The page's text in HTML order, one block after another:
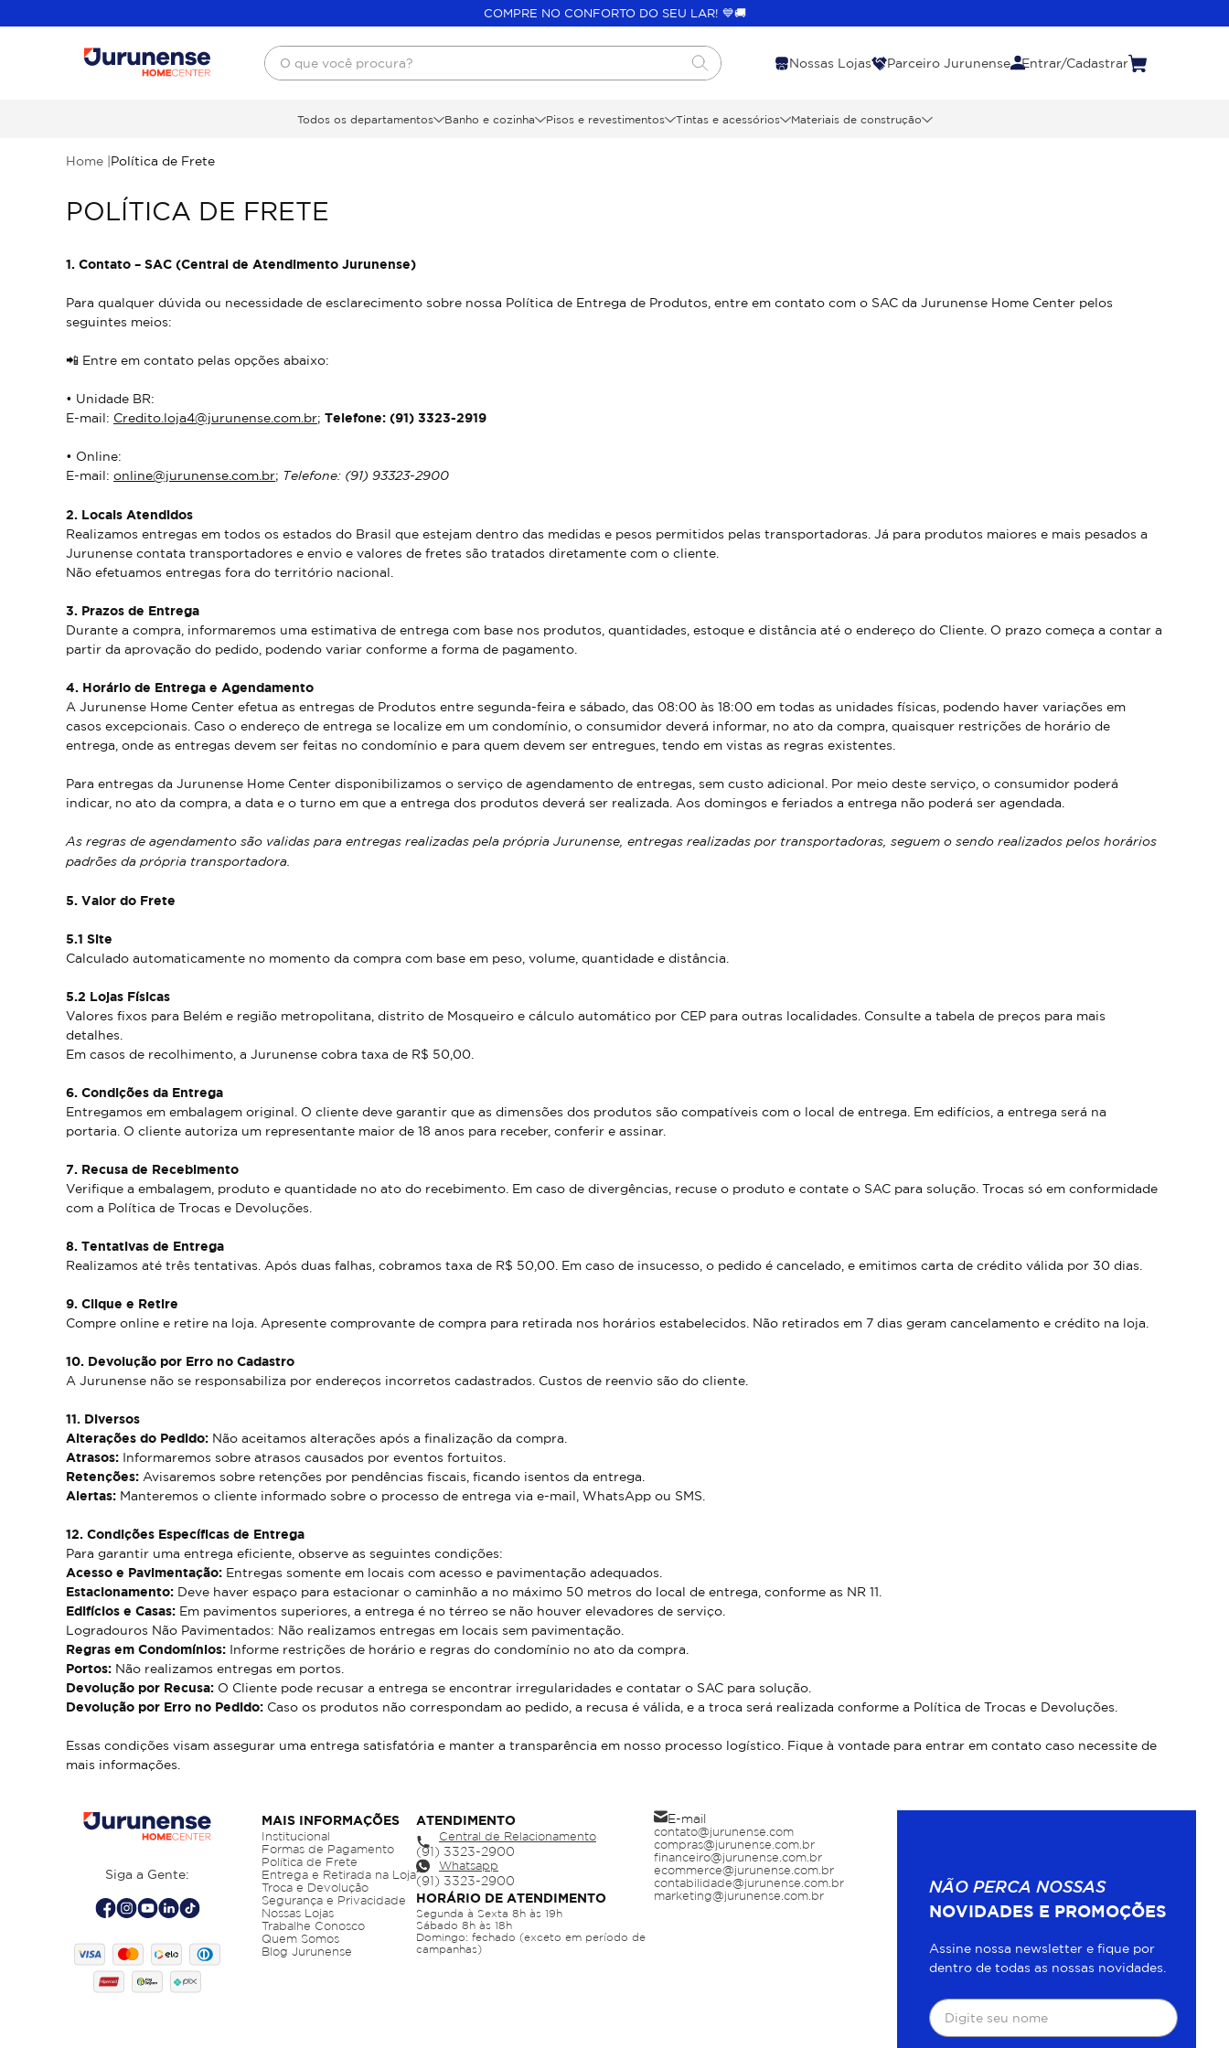
COMPRE NO CONFORTO DO SEU LAR! 💙🚚
O que você procura?
Nossas Lojas Parceiro Jurunense Entrar/Cadastrar
Todos os departamentos Banho e cozinha Pisos e revestimentos Tintas e acessórios Materiais de construção
Home | Política de Frete
POLÍTICA DE FRETE
1. Contato – SAC (Central de Atendimento Jurunense)
Para qualquer dúvida ou necessidade de esclarecimento sobre nossa Política de Entrega de Produtos, entre em contato com o SAC da Jurunense Home Center pelos
seguintes meios:
📲 Entre em contato pelas opções abaixo:
• Unidade BR:
E-mail: Credito.loja4@jurunense.com.br; Telefone: (91) 3323-2919
• Online:
E-mail: online@jurunense.com.br; Telefone: (91) 93323-2900
2. Locais Atendidos
Realizamos entregas em todos os estados do Brasil que estejam dentro das medidas e pesos permitidos pelas transportadoras. Já para produtos maiores e mais pesados a
Jurunense contata transportadores e envio e valores de fretes são tratados diretamente com o cliente.
Não efetuamos entregas fora do território nacional.
3. Prazos de Entrega
Durante a compra, informaremos uma estimativa de entrega com base nos produtos, quantidades, estoque e distância até o endereço do Cliente. O prazo começa a contar a
partir da aprovação do pedido, podendo variar conforme a forma de pagamento.
4. Horário de Entrega e Agendamento
A Jurunense Home Center efetua as entregas de Produtos entre segunda-feira e sábado, das 08:00 às 18:00 em todas as unidades físicas, podendo haver variações em
casos excepcionais. Caso o endereço de entrega se localize em um condomínio, o consumidor deverá informar, no ato da compra, quaisquer restrições de horário de
entrega, onde as entregas devem ser feitas no condomínio e para quem devem ser entregues, tendo em vistas as regras existentes.
Para entregas da Jurunense Home Center disponibilizamos o serviço de agendamento de entregas, sem custo adicional. Por meio deste serviço, o consumidor poderá
indicar, no ato da compra, a data e o turno em que a entrega dos produtos deverá ser realizada. Aos domingos e feriados a entrega não poderá ser agendada.
As regras de agendamento são validas para entregas realizadas pela própria Jurunense, entregas realizadas por transportadoras, seguem o sendo realizados pelos horários
padrões da própria transportadora.
5. Valor do Frete
5.1 Site
Calculado automaticamente no momento da compra com base em peso, volume, quantidade e distância.
5.2 Lojas Físicas
Valores fixos para Belém e região metropolitana, distrito de Mosqueiro e cálculo automático por CEP para outras localidades. Consulte a tabela de preços para mais
detalhes.
Em casos de recolhimento, a Jurunense cobra taxa de R$ 50,00.
6. Condições da Entrega
Entregamos em embalagem original. O cliente deve garantir que as dimensões dos produtos são compatíveis com o local de entrega. Em edifícios, a entrega será na
portaria. O cliente autoriza um representante maior de 18 anos para receber, conferir e assinar.
7. Recusa de Recebimento
Verifique a embalagem, produto e quantidade no ato do recebimento. Em caso de divergências, recuse o produto e contate o SAC para solução. Trocas só em conformidade
com a Política de Trocas e Devoluções.
8. Tentativas de Entrega
Realizamos até três tentativas. Após duas falhas, cobramos taxa de R$ 50,00. Em caso de insucesso, o pedido é cancelado, e emitimos carta de crédito válida por 30 dias.
9. Clique e Retire
Compre online e retire na loja. Apresente comprovante de compra para retirada nos horários estabelecidos. Não retirados em 7 dias geram cancelamento e crédito na loja.
10. Devolução por Erro no Cadastro
A Jurunense não se responsabiliza por endereços incorretos cadastrados. Custos de reenvio são do cliente.
11. Diversos
Alterações do Pedido: Não aceitamos alterações após a finalização da compra.
Atrasos: Informaremos sobre atrasos causados por eventos fortuitos.
Retenções: Avisaremos sobre retenções por pendências fiscais, ficando isentos da entrega.
Alertas: Manteremos o cliente informado sobre o processo de entrega via e-mail, WhatsApp ou SMS.
12. Condições Específicas de Entrega
Para garantir uma entrega eficiente, observe as seguintes condições:
Acesso e Pavimentação: Entregas somente em locais com acesso e pavimentação adequados.
Estacionamento: Deve haver espaço para estacionar o caminhão a no máximo 50 metros do local de entrega, conforme as NR 11.
Edifícios e Casas: Em pavimentos superiores, a entrega é no térreo se não houver elevadores de serviço.
Logradouros Não Pavimentados: Não realizamos entregas em locais sem pavimentação.
Regras em Condomínios: Informe restrições de horário e regras do condomínio no ato da compra.
Portos: Não realizamos entregas em portos.
Devolução por Recusa: O Cliente pode recusar a entrega se encontrar irregularidades e contatar o SAC para solução.
Devolução por Erro no Pedido: Caso os produtos não correspondam ao pedido, a recusa é válida, e a troca será realizada conforme a Política de Trocas e Devoluções.
Essas condições visam assegurar uma entrega satisfatória e manter a transparência em nosso processo logístico. Fique à vontade para entrar em contato caso necessite de
mais informações.
Siga a Gente:
MAIS INFORMAÇÕES
Institucional
Formas de Pagamento
Política de Frete
Entrega e Retirada na Loja
Troca e Devolução
Segurança e Privacidade
Nossas Lojas
Trabalhe Conosco
Quem Somos
Blog Jurunense
ATENDIMENTO
Central de Relacionamento
Whatsapp
HORÁRIO DE ATENDIMENTO
Segunda à Sexta 8h às 19h
Sábado 8h às 18h
Domingo: fechado (exceto em período de
campanhas)
E-mail
contato@jurunense.com
compras@jurunense.com.br
financeiro@jurunense.com.br
ecommerce@jurunense.com.br
contabilidade@jurunense.com.br
marketing@jurunense.com.br
NÃO PERCA NOSSAS
NOVIDADES E PROMOÇÕES
Assine nossa newsletter e fique por
dentro de todas as nossas novidades.